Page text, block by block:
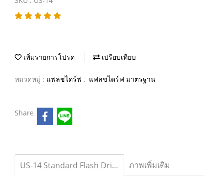
เพิ่มรายการโปรด เปรียบเทียบ
หมวดหมู่ : แฟลชไดร์ฟ , แฟลชไดร์ฟ มาตรฐาน
Share
US-14 Standard Flash Drive แฟลชไดร์ฟมาตรฐาน ภาพเพิ่มเติม